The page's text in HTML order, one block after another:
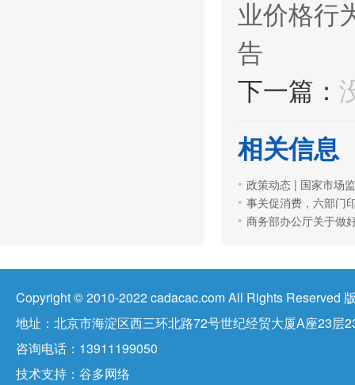
业价格行
告
下一篇：
相关信息
事关促消费，六部门
商务部办公厅关于做
Copyright © 2010-2022 cadacac.com All Rights Reserved
地址：北京市海淀区西三环北路72号世纪经贸大厦A座23层
咨询电话：13911199050
技术支持： 谷多网络